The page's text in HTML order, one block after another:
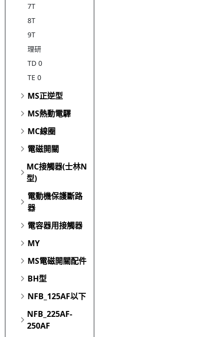
7T
8T
9T
理研
TD 0
TE 0
MS正逆型
MS熱動電驛
MC線圈
電磁開關
MC接觸器(士林N
型)
電動機保護斷路
器
電容器用接觸器
MY
MS電磁開關配件
BH型
NFB_125AF以下
NFB_225AF-
250AF